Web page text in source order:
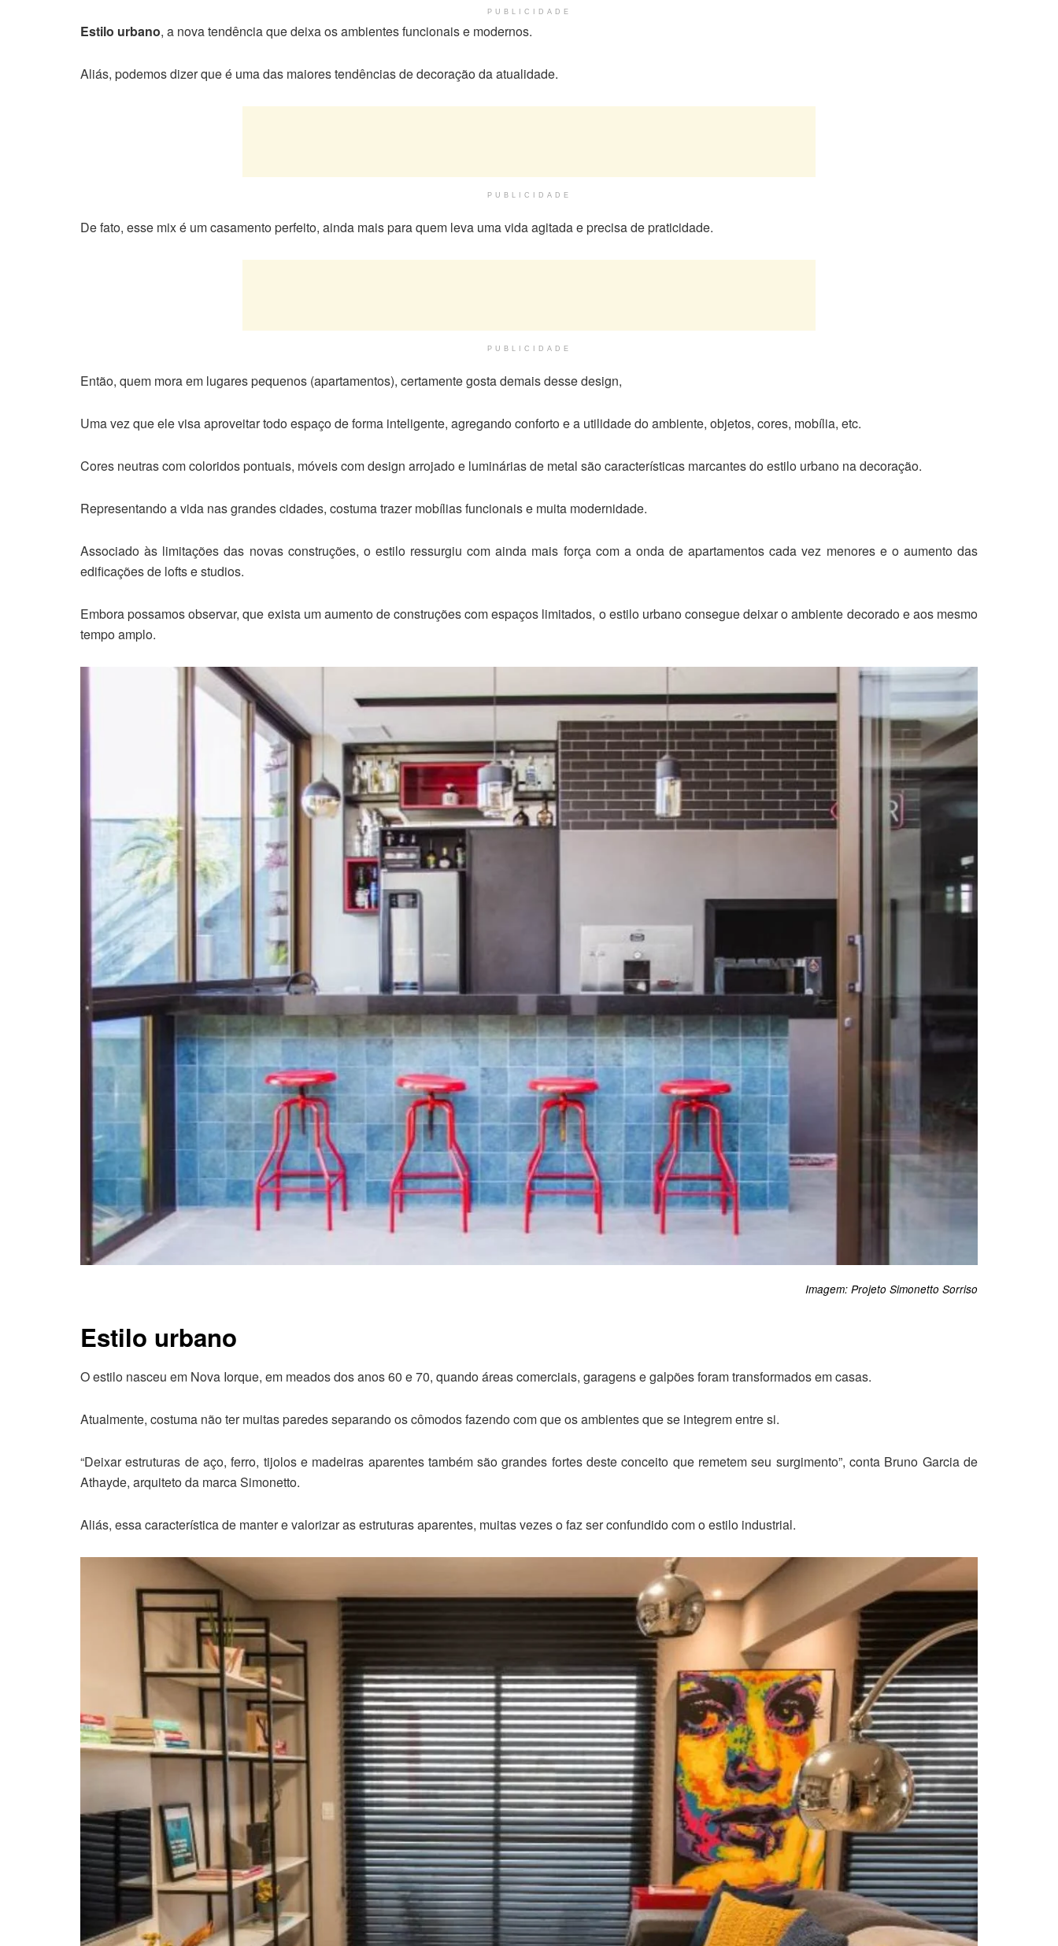
PUBLICIDADE
Estilo urbano, a nova tendência que deixa os ambientes funcionais e modernos.
Aliás, podemos dizer que é uma das maiores tendências de decoração da atualidade.
PUBLICIDADE
De fato, esse mix é um casamento perfeito, ainda mais para quem leva uma vida agitada e precisa de praticidade.
PUBLICIDADE
Então, quem mora em lugares pequenos (apartamentos), certamente gosta demais desse design,
Uma vez que ele visa aproveitar todo espaço de forma inteligente, agregando conforto e a utilidade do ambiente, objetos, cores, mobília, etc.
Cores neutras com coloridos pontuais, móveis com design arrojado e luminárias de metal são características marcantes do estilo urbano na decoração.
Representando a vida nas grandes cidades, costuma trazer mobílias funcionais e muita modernidade.
Associado às limitações das novas construções, o estilo ressurgiu com ainda mais força com a onda de apartamentos cada vez menores e o aumento das
edificações de lofts e studios.
Embora possamos observar, que exista um aumento de construções com espaços limitados, o estilo urbano consegue deixar o ambiente decorado e aos mesmo
tempo amplo.
Imagem: Projeto Simonetto Sorriso
Estilo urbano
O estilo nasceu em Nova Iorque, em meados dos anos 60 e 70, quando áreas comerciais, garagens e galpões foram transformados em casas.
Atualmente, costuma não ter muitas paredes separando os cômodos fazendo com que os ambientes que se integrem entre si.
“Deixar estruturas de aço, ferro, tijolos e madeiras aparentes também são grandes fortes deste conceito que remetem seu surgimento”, conta Bruno Garcia de
Athayde, arquiteto da marca Simonetto.
Aliás, essa característica de manter e valorizar as estruturas aparentes, muitas vezes o faz ser confundido com o estilo industrial.